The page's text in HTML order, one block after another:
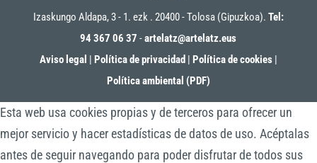
Izaskungo Aldapa, 3 - 1. ezk . 20400 - Tolosa (Gipuzkoa). Tel:
94 367 06 37 -artelatz@artelatz.eus
Aviso legal | Política de privacidad | Política de cookies|
Política ambiental (PDF)
Esta web usa cookies propias y de terceros para ofrecer un
mejor servicio y hacer estadísticas de datos de uso. Acéptalas
antes de seguir navegando para poder disfrutar de todos sus